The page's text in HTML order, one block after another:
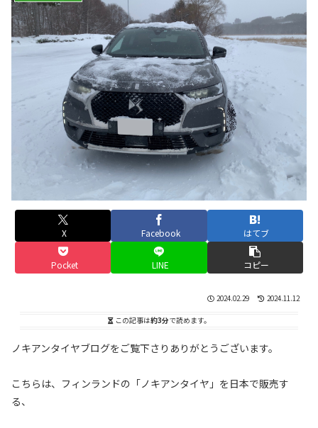
X Facebook はてブ
Pocket LINE コピー
2024.02.29 2024.11.12
この記事は約3分で読めます。
ノキアンタイヤブログをご覧下さりありがとうございます。
こちらは、フィンランドの「ノキアンタイヤ」を日本で販売す
る、